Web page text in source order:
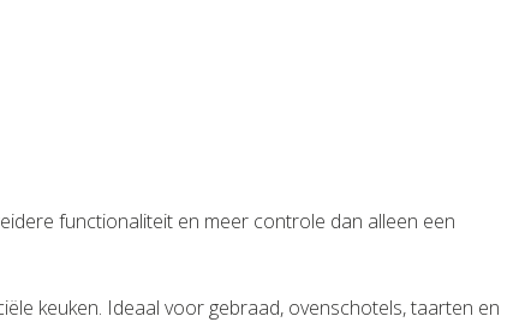
functionaliteit en meer controle dan alleen een
keuken. Ideaal voor gebraad, ovenschotels, taarten en